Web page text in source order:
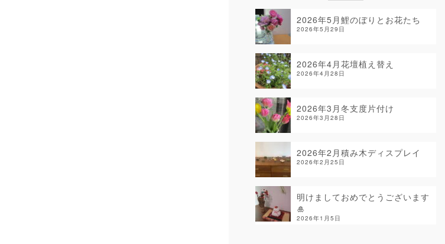
2026年5月鯉のぼりとお花たち
2026年5月29日
2026年4月花壇植え替え
2026年4月28日
2026年3月冬支度片付け
2026年3月28日
2026年2月積み木ディスプレイ
2026年2月25日
明けましておめでとうございます
🎍
2026年1月5日